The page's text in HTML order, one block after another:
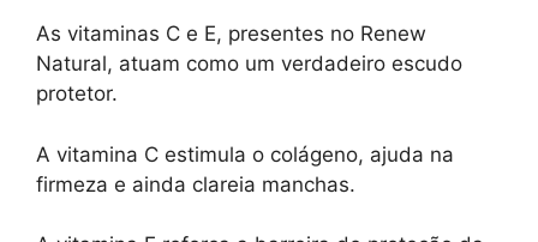
As vitaminas C e E, presentes no Renew
Natural, atuam como um verdadeiro escudo
protetor.
A vitamina C estimula o colágeno, ajuda na
firmeza e ainda clareia manchas.